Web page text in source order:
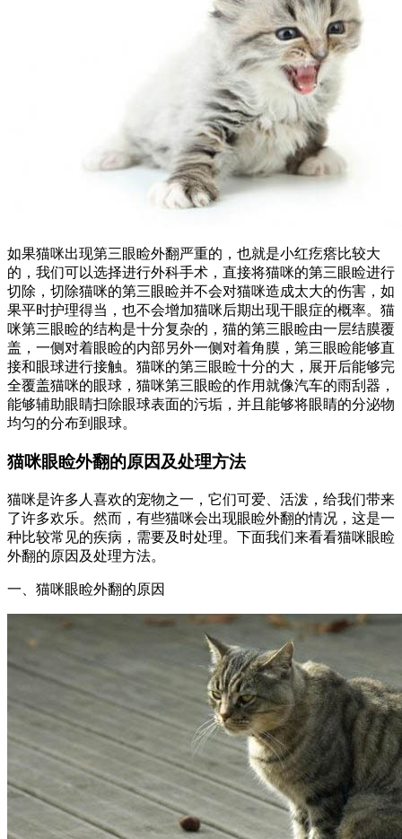
如果猫咪出现第三眼睑外翻严重的，也就是小红疙瘩比较大
的，我们可以选择进行外科手术，直接将猫咪的第三眼睑进行
切除，切除猫咪的第三眼睑并不会对猫咪造成太大的伤害，如
果平时护理得当，也不会增加猫咪后期出现干眼症的概率。猫
咪第三眼睑的结构是十分复杂的，猫的第三眼睑由一层结膜覆
盖，一侧对着眼睑的内部另外一侧对着角膜，第三眼睑能够直
接和眼球进行接触。猫咪的第三眼睑十分的大，展开后能够完
全覆盖猫咪的眼球，猫咪第三眼睑的作用就像汽车的雨刮器，
能够辅助眼睛扫除眼球表面的污垢，并且能够将眼睛的分泌物
均匀的分布到眼球。
猫咪眼睑外翻的原因及处理方法
猫咪是许多人喜欢的宠物之一，它们可爱、活泼，给我们带来
了许多欢乐。然而，有些猫咪会出现眼睑外翻的情况，这是一
种比较常见的疾病，需要及时处理。下面我们来看看猫咪眼睑
外翻的原因及处理方法。
一、猫咪眼睑外翻的原因